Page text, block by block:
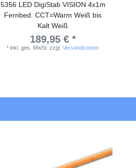
5356 LED DigiStab VISION 4x1m
Fernbed. CCT=Warm Weiß bis
Kalt Weiß
189,95 € *
*inkl. ges. MwSt. zzgl.Versandkosten